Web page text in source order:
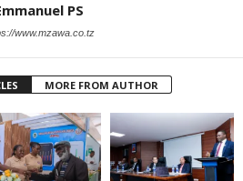
PS
www.mzawa.co.tz
MORE FROM AUTHOR